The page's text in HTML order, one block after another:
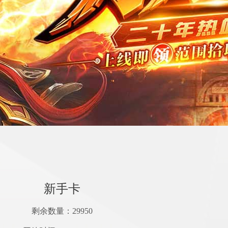
新手卡
剩余数量： 29950